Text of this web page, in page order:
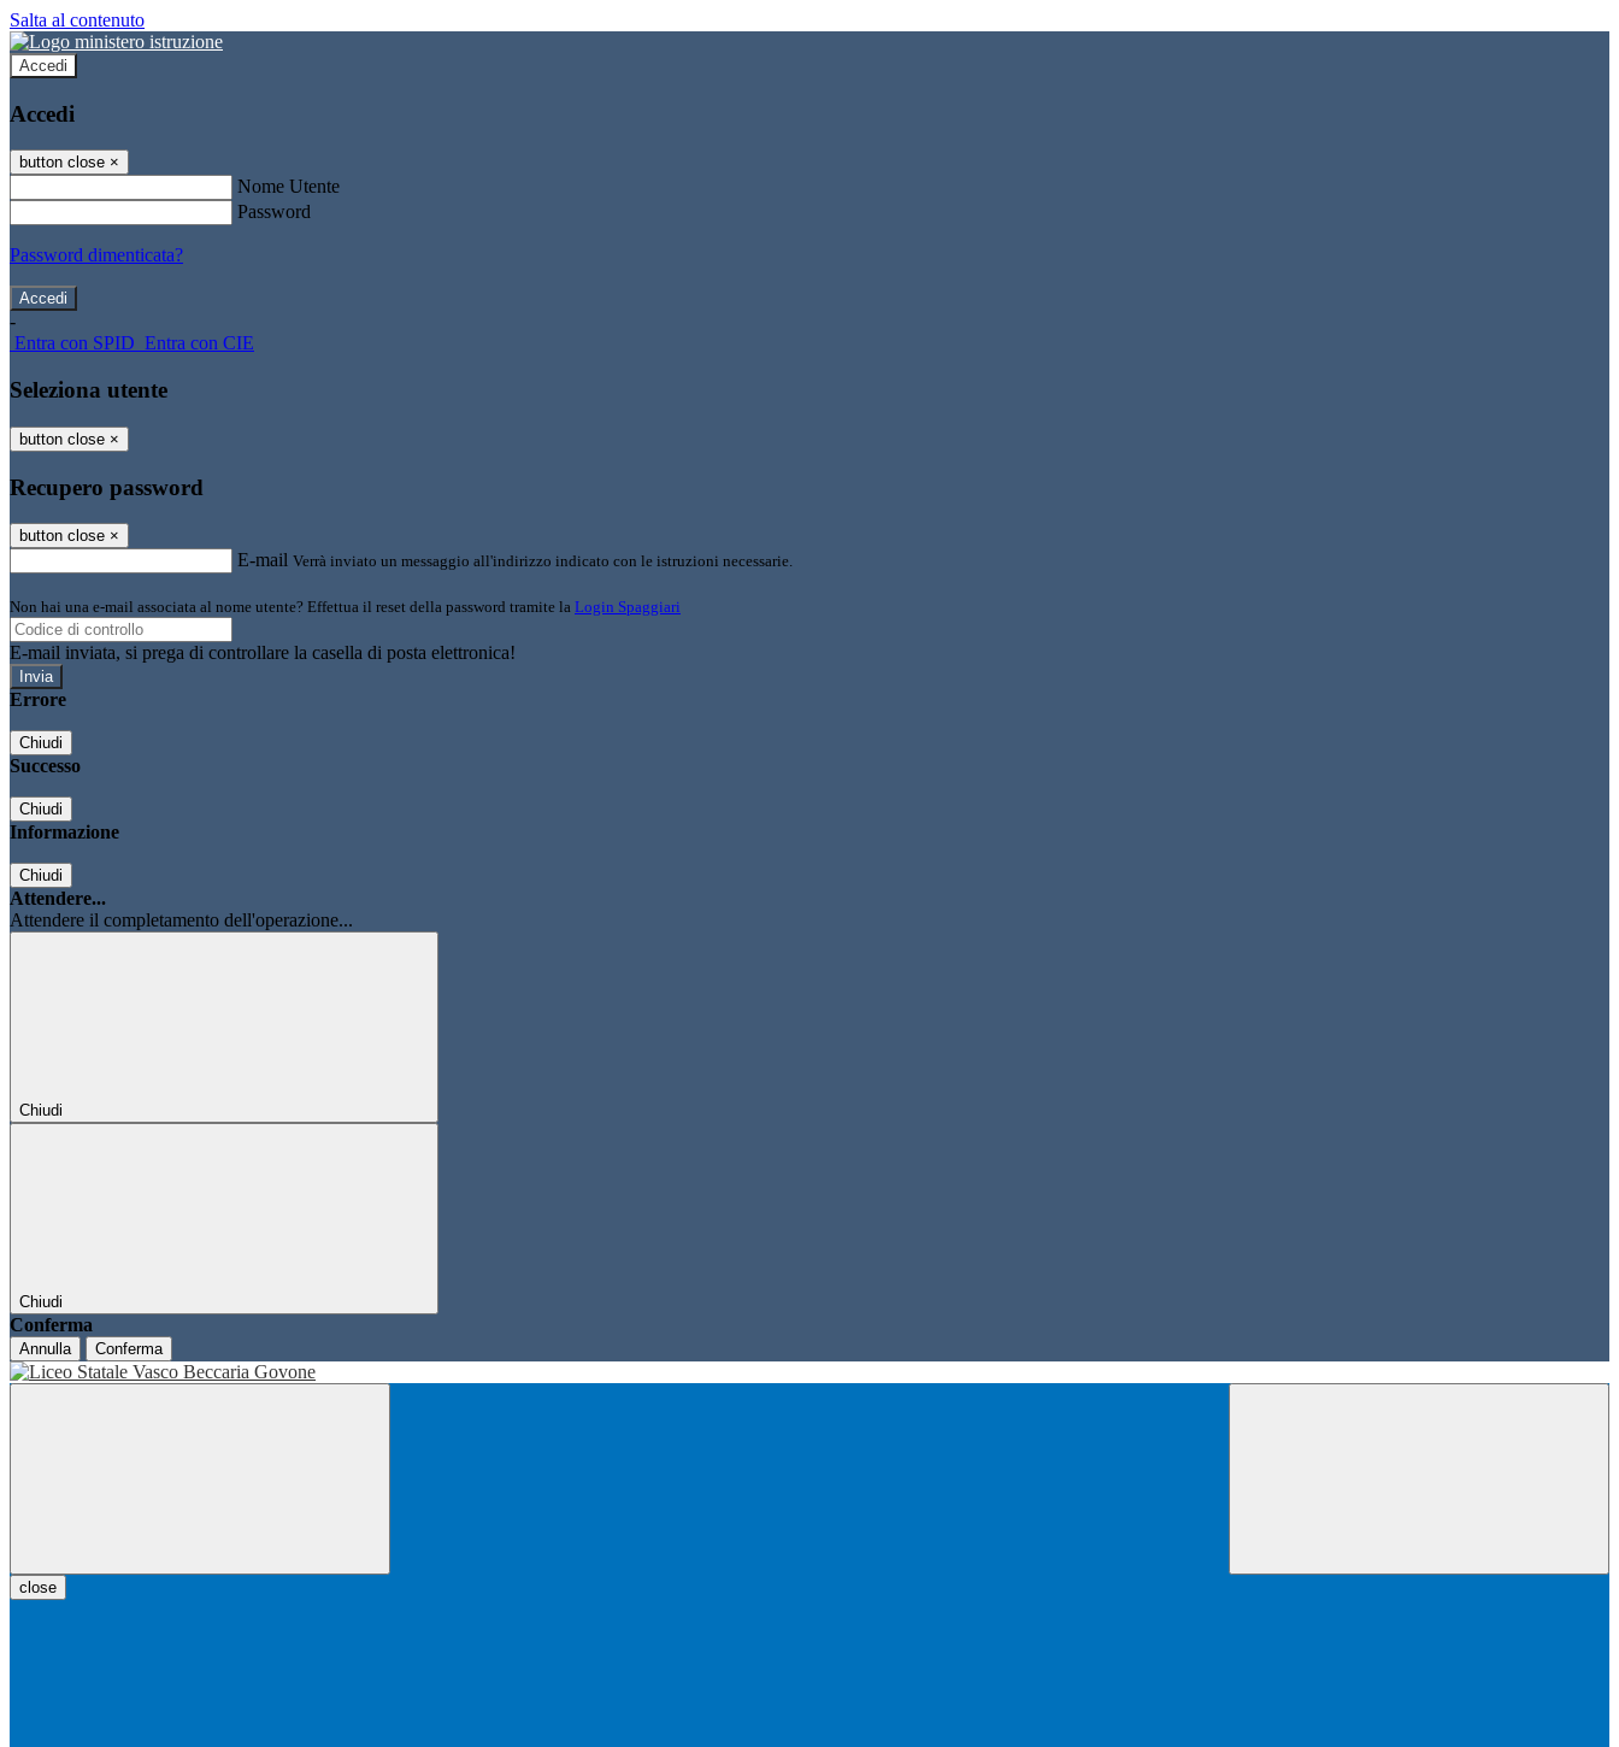
Salta al contenuto
Accedi
Accedi
button close ×
Nome Utente
Password
Password dimenticata?
-
Entra con SPID Entra con CIE
Seleziona utente
button close ×
Recupero password
button close ×
E-mail Verrà inviato un messaggio all'indirizzo indicato con le istruzioni necessarie.
Non hai una e-mail associata al nome utente? Effettua il reset della password tramite la Login Spaggiari
E-mail inviata, si prega di controllare la casella di posta elettronica!
Errore
Chiudi
Successo
Chiudi
Informazione
Chiudi
Attendere...
Attendere il completamento dell'operazione...
Chiudi
Chiudi
Conferma
Annulla Conferma
close